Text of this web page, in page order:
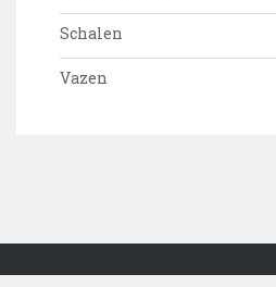
Schalen
Vazen